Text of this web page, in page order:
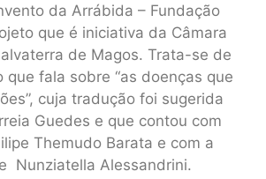
da Arrábida – Fundação
que é iniciativa da Câmara
de Magos. Trata-se de
que fala sobre “as doenças que
cuja tradução foi sugerida
Guedes e que contou com
Themudo Barata e com a
Nunziatella Alessandrini.